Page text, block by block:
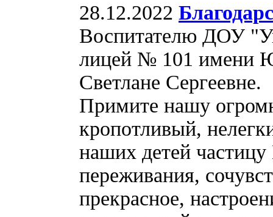
28.12.2022
Воспитателю ДОУ
лицей № 101 имени
Светлане Сергеевне.
Примите нашу
кропотливый,
наших детей
переживания,
прекрасное,